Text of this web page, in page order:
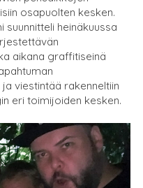
osapuolten kesken.
suunnitteli heinäkuussa
aikana graffitiseinä
viestintää rakenneltiin
eri toimijoiden kesken.